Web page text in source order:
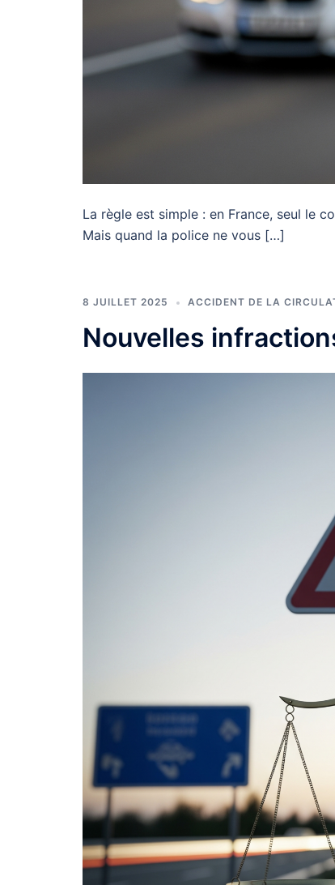
La règle est simple : en France, seul le
Mais quand la police ne vous […]
8 JUILLET 2025 ACCIDENT DE LA
Nouvelles